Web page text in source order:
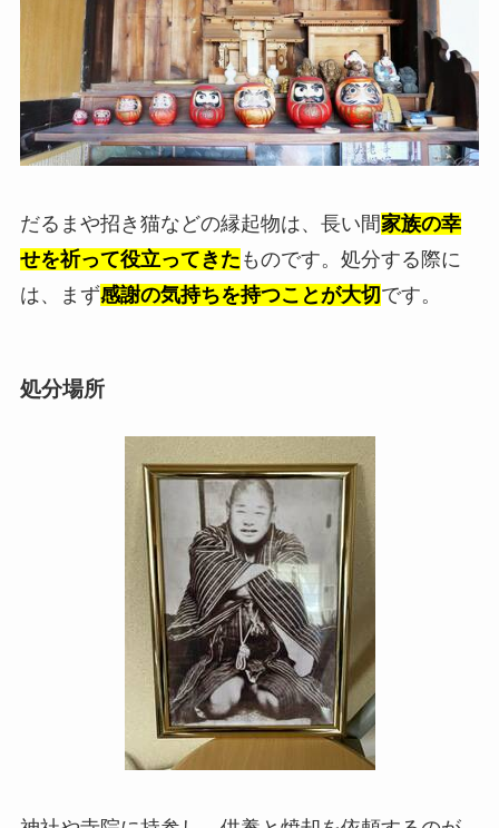
だるまや招き猫などの縁起物は、長い間家族の幸
せを祈って役立ってきた ものです。処分する際に
は、まず感謝の気持ちを持つことが大切 です。
処分場所